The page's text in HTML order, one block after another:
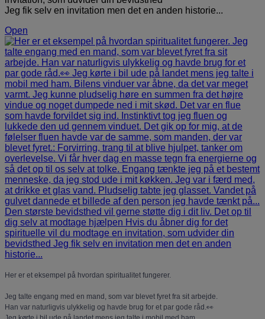
Jeg fik selv en invitation men det en anden historie...
Open
Her er et eksempel på hvordan spiritualitet fungerer.
Jeg talte engang med en mand, som var blevet fyret fra sit arbejde.
Han var naturligvis ulykkelig og havde brug for et par gode råd.👀